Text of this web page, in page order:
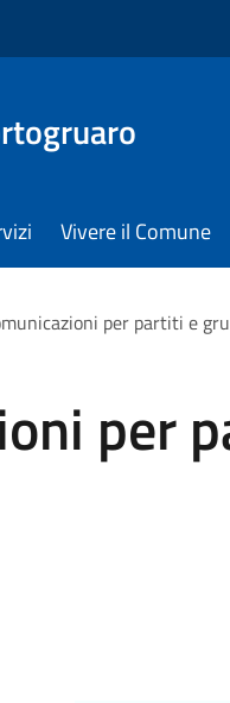
Vivere il Comune
per partiti e
per